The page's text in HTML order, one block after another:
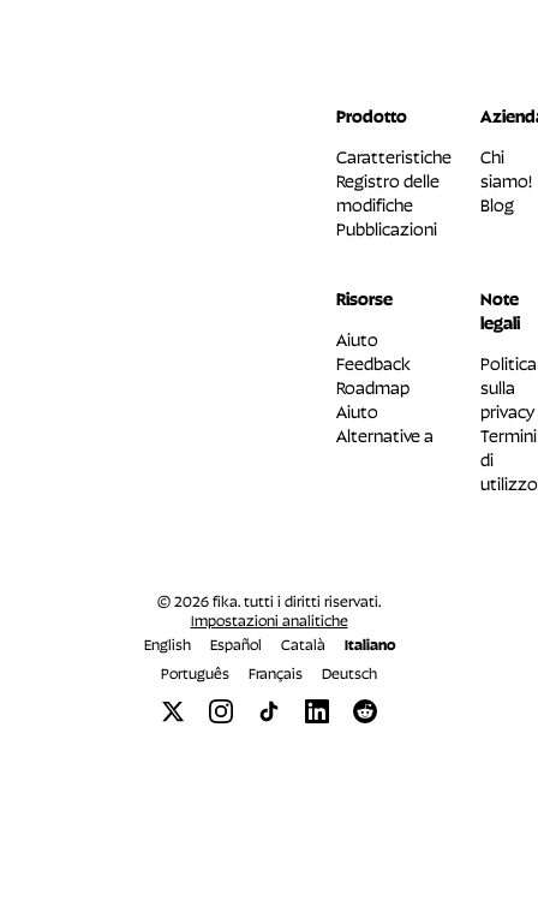
Prodotto
Caratteristiche
Registro delle
modifiche
Pubblicazioni
Chi
siamo!
Blog
Risorse
Aiuto
Feedback
Roadmap
Aiuto
Alternative a
Note
legali
Politica
sulla
privacy
Termini
di
utilizzo
© 2026 fika. tutti i diritti riservati.
Impostazioni analitiche
English
Español Català
Italiano
Português
Français Deutsch